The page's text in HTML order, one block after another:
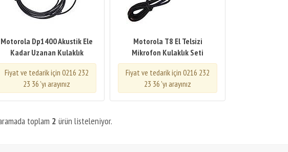
Motorola Dp1400 Akustik Ele
Kadar Uzanan Kulaklık
Fiyat ve tedarik için 0216 232
23 36 'yı arayınız
Motorola T8 El Telsizi
Mikrofon Kulaklık Seti
Fiyat ve tedarik için 0216 232
23 36 'yı arayınız
toplam 2 ürün listeleniyor.